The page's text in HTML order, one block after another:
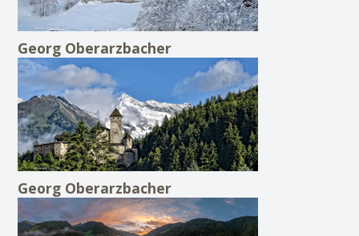
Georg Oberarzbacher
Georg Oberarzbacher